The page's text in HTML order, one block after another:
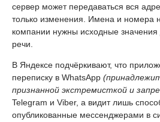
сервер может передаваться вся
только изменения. Имена и номера
компании нужны исходные значения
речи.
В Яндексе подчёркивают, что
переписку в WhatsApp
признанной экстремисткой и
Telegram и Viber, а видит лишь
опубликованные мессенджерами в